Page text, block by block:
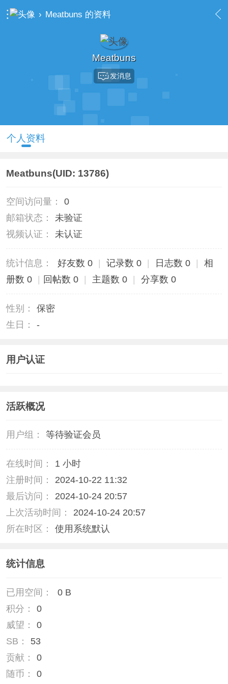
› Meatbuns 的资料
Meatbuns
发消息
个人资料
Meatbuns(UID: 13786)
空间访问量：
0
邮箱状态：
未验证
视频认证：
未认证
统计信息： 好友数 0 | 记录数 0 | 日志数 0 |
相
册数 0
| 回帖数 0 | 主题数 0 | 分享数 0
性别：
保密
生日：
-
用户认证
活跃概况
用户组： 等待验证会员
在线时间：
1 小时
注册时间：
2024-10-22 11:32
最后访问：
2024-10-24 20:57
上次活动时间：
2024-10-24 20:57
所在时区：
使用系统默认
统计信息
已用空间：
0 B
积分：
0
威望：
0
SB：
53
贡献：
0
随币：
0